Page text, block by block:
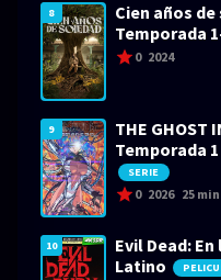
8
Cien años de
Temporada
0 2024
9
THE GHOST
Temporada
SERIE
0 2026 25 min
10
Evil Dead: En
Latino